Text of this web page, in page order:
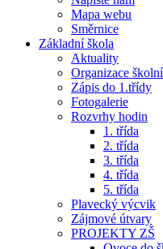
Mapa webu
Směrnice
Základní škola
Aktuality
Organizace
Zápis do 1.třídy
Fotogalerie
Rozvrhy hodin
1. třída
2. třída
3. třída
4. třída
5. třída
Plavecký výcvik
Zájmové útvary
PROJEKTY ZŠ